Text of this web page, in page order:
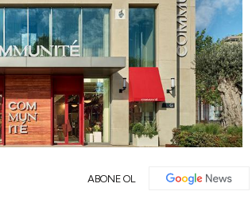
ABONE OL